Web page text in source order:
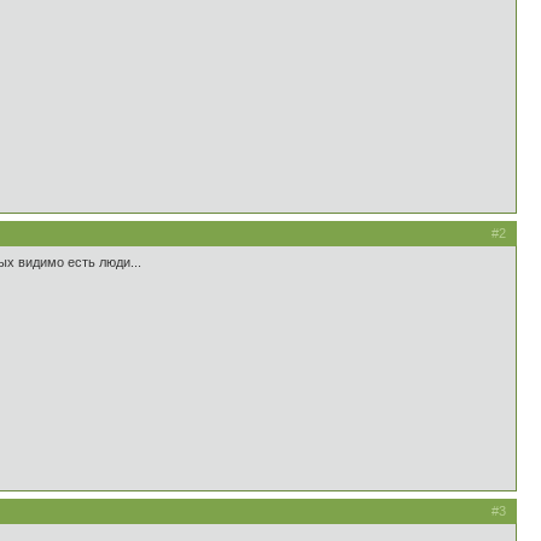
#2
видимо есть люди...
#3